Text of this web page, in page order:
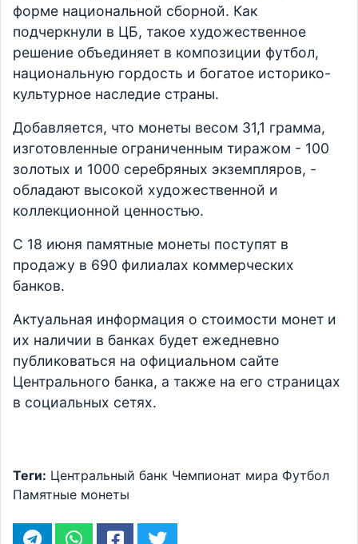
форме национальной сборной. Как
подчеркнули в ЦБ, такое художественное
решение объединяет в композиции футбол,
национальную гордость и богатое историко-
культурное наследие страны.
Добавляется, что монеты весом 31,1 грамма,
изготовленные ограниченным тиражом - 100
золотых и 1000 серебряных экземпляров, -
обладают высокой художественной и
коллекционной ценностью.
С 18 июня памятные монеты поступят в
продажу в 690 филиалах коммерческих
банков.
Актуальная информация о стоимости монет и
их наличии в банках будет ежедневно
публиковаться на официальном сайте
Центрального банка, а также на его страницах
в социальных сетях.
Теги: Центральный банк Чемпионат мира Футбол
Памятные монеты